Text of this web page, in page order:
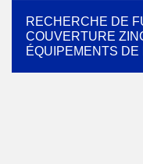
RECHERCHE DE
COUVERTURE
ÉQUIPEMENTS DE